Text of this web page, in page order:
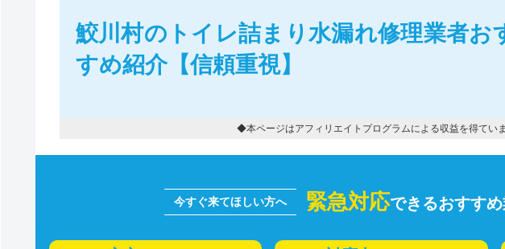
鮫川村のトイレ詰まり水漏れ修理業者お
すめ紹介【信頼重視】
◆本ページはアフィリエイトプログラムによる収益を得ていま
緊急対応できるおすす